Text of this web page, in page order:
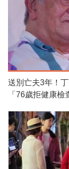
送別亡夫3年！
「76歲拒健康